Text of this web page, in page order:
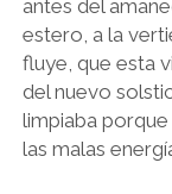
antes del
estero, a la
fluye, que esta
del nuevo
limpiaba
las malas